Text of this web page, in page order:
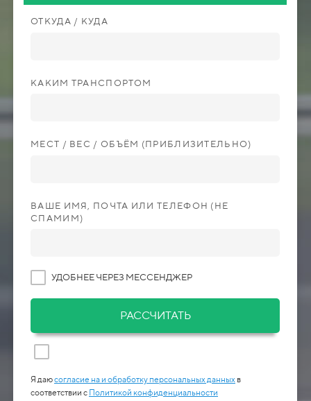
ОТКУДА / КУДА
КАКИМ ТРАНСПОРТОМ
МЕСТ / ВЕС / ОБЪЁМ (ПРИБЛИЗИТЕЛЬНО)
ВАШЕ ИМЯ, ПОЧТА ИЛИ ТЕЛЕФОН (НЕ
СПАМИМ)
УДОБНЕЕ ЧЕРЕЗ МЕССЕНДЖЕР
РАССЧИТАТЬ
Я даюсогласие на и обработку персональных данных в
соответствии с Политикой конфиденциальности